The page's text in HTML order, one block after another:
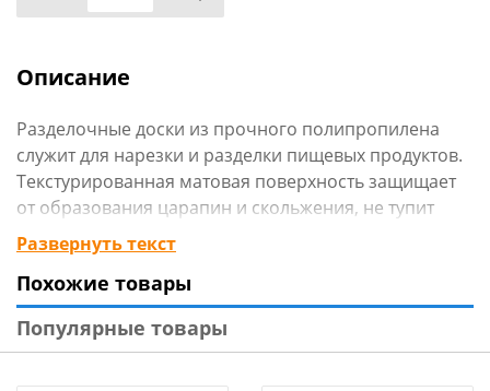
Описание
Разделочные доски из прочного полипропилена
служит для нарезки и разделки пищевых продуктов.
Текстурированная матовая поверхность защищает
от образования царапин и скольжения, не тупит
лезвие ножа. Доски легко мыть, в т.ч. в
посудомоечной машине, они не впитывают запахи и
не окрашиваются от продуктов.
Развернуть текст
Похожие товары
Популярные товары